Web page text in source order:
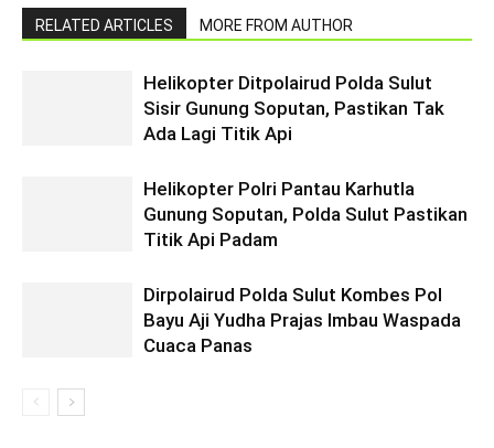
RELATED ARTICLES MORE FROM AUTHOR
Helikopter Ditpolairud Polda Sulut
Sisir Gunung Soputan, Pastikan Tak
Ada Lagi Titik Api
Helikopter Polri Pantau Karhutla
Gunung Soputan, Polda Sulut Pastikan
Titik Api Padam
Dirpolairud Polda Sulut Kombes Pol
Bayu Aji Yudha Prajas Imbau Waspada
Cuaca Panas